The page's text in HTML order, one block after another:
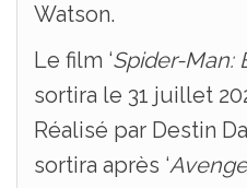
Watson.
Le film ‘Spider-Man:
sortira le 31 juillet
Réalisé par Destin
sortira après ‘